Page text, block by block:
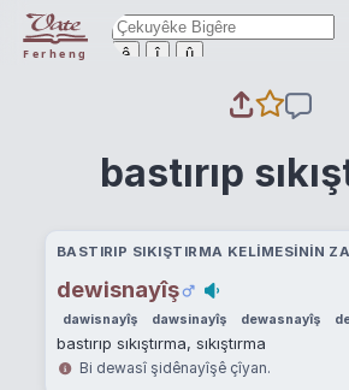
Ferheng ê î û
bastırıp
BASTIRIP SIKIŞTIRMA KELIMESININ
dewisnayîş
dawisnayîş dawsinayîş dewasnayîş
bastırıp sıkıştırma, sıkıştırma
Bi dewasî şidênayîşê çîyan.